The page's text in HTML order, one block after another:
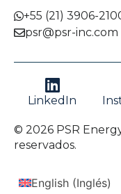
+55 (21) 3906-
psr@psr-inc.com
LinkedIn
© 2026 PSR
reservados.
English (Inglés)